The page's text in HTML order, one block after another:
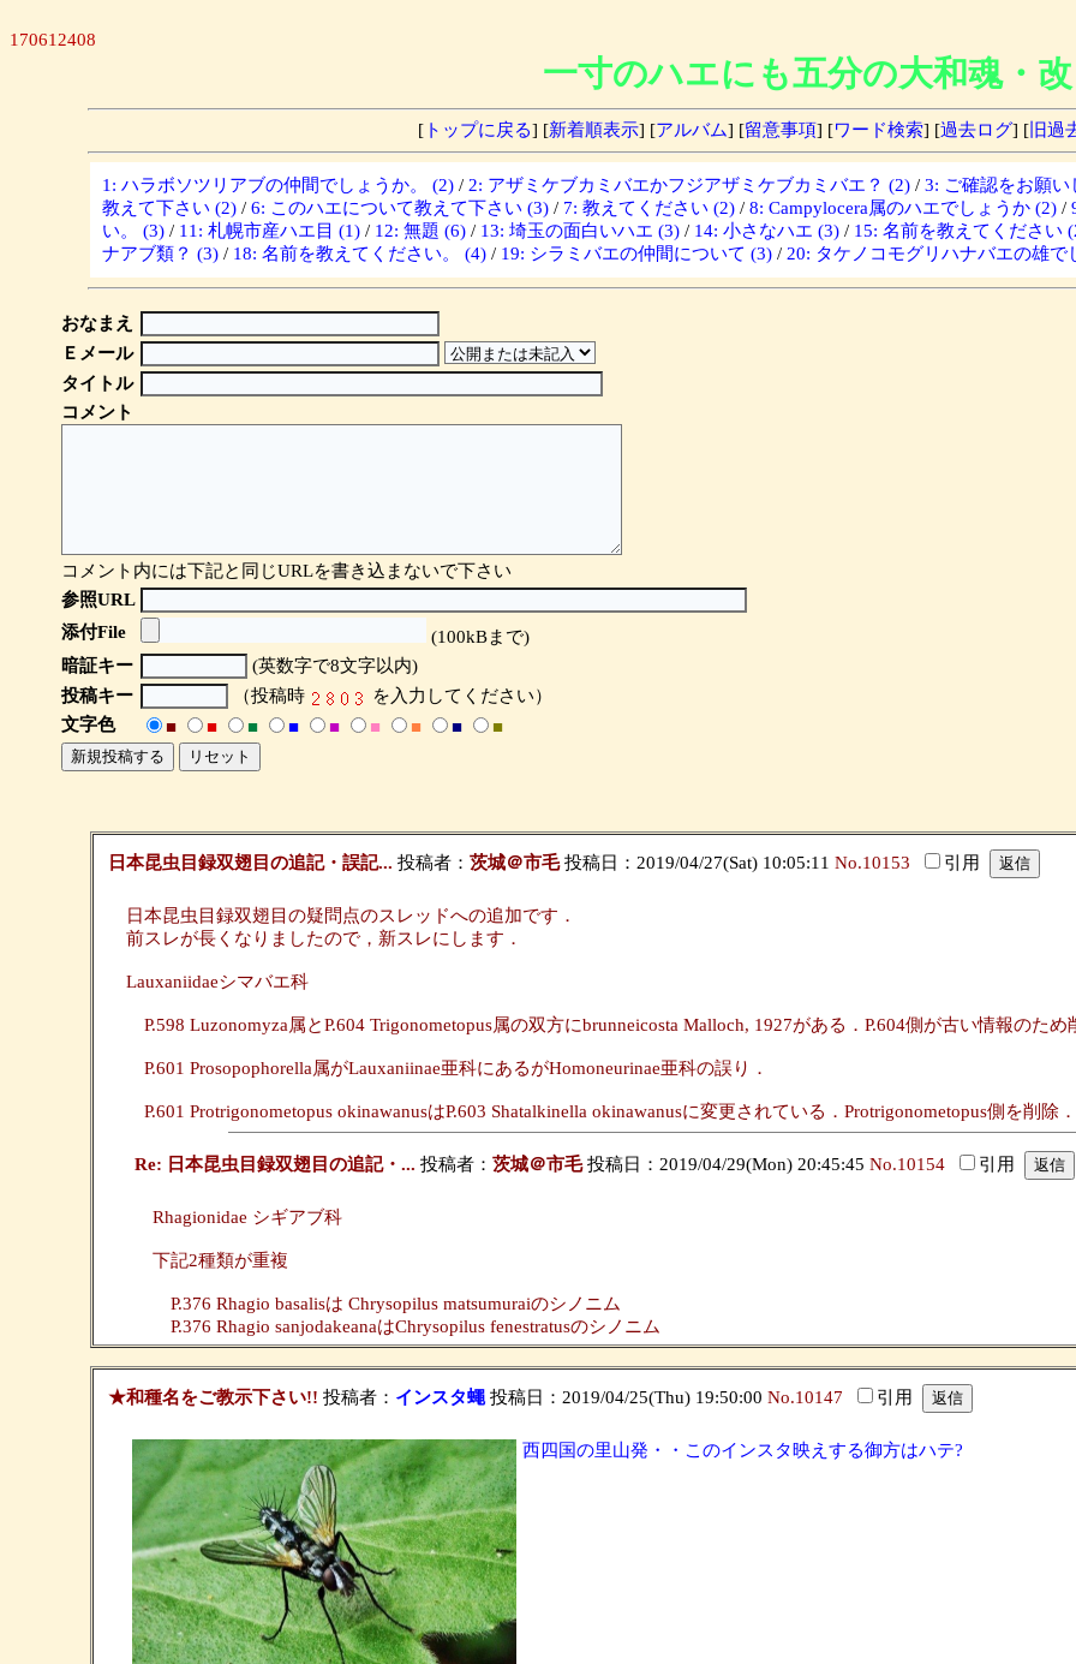
170612408
一寸のハエにも五分の大和魂・改
[ トップに戻る] [新着順表示] [アルバム] [留意事項] [ワード検索] [過去ログ] [ 旧過
1: ハラボソツリアブの仲間でしょうか。 (2) / 2: アザミケブカミバエかフジアザミケブカミバエ？ (2) / 3: ご確認をお願い
教えて下さい (2) / 6: このハエについて教えて下さい (3) / 7: 教えてください (2) / 8: Campylocera属のハエでしょうか (2) /
い。 (3) / 11: 札幌市産ハエ目 (1) / 12: 無題 (6) / 13: 埼玉の面白いハエ (3) / 14: 小さなハエ (3) / 15: 名前を教えてください
ナアブ類？ (3) / 18: 名前を教えてください。 (4) / 19: シラミバエの仲間について (3) / 20: タケノコモグリハナバエの雄で
おなまえ
Ｅメール
タイトル
コメント
コメント内には下記と同じURLを書き込まないで下さい
参照URL
添付File
(100kBまで)
暗証キー
(英数字で8文字以内)
投稿キー
（投稿時
を入力してください）
文字色
■ ■ ■ ■ ■ ■ ■ ■ ■
日本昆虫目録双翅目の追記・誤記... 投稿者： 茨城＠市毛投稿日：2019/04/27(Sat) 10:05:11 No.10153 引用
日本昆虫目録双翅目の疑問点のスレッドへの追加です．
前スレが長くなりましたので，新スレにします．
Lauxaniidaeシマバエ科
P.598 Luzonomyza属とP.604 Trigonometopus属の双方にbrunneicosta Malloch, 1927がある．P.604側が古い情報のため
P.601 Prosopophorella属がLauxaniinae亜科にあるがHomoneurinae亜科の誤り．
P.601 Protrigonometopus okinawanusはP.603 Shatalkinella okinawanusに変更されている．Protrigonometopus側を削除．
Re: 日本昆虫目録双翅目の追記・... 投稿者： 茨城＠市毛投稿日：2019/04/29(Mon) 20:45:45 No.10154 引用
Rhagionidae シギアブ科
下記2種類が重複
P.376 Rhagio basalisは Chrysopilus matsumuraiのシノニム
P.376 Rhagio sanjodakeanaはChrysopilus fenestratusのシノニム
★和種名をご教示下さい!! 投稿者： インスタ蠅投稿日：2019/04/25(Thu) 19:50:00 No.10147 引用
西四国の里山発・・このインスタ映えする御方はハテ?